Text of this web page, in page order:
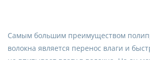
Самым большим преимуществом
волокна является перенос влаги и